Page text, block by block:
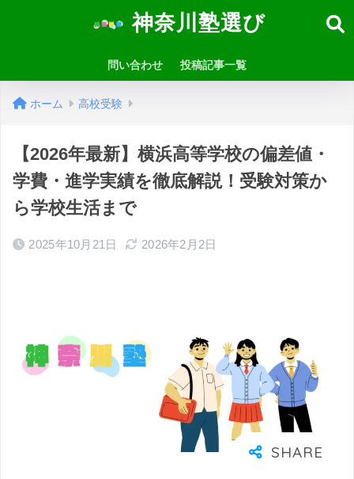
神奈川塾選び
問い合わせ 投稿記事一覧
ホーム 高校受験
【2026年最新】横浜高等学校の偏差値・
学費・進学実績を徹底解説！受験対策か
ら学校生活まで
2025年10月21日 2026年2月2日